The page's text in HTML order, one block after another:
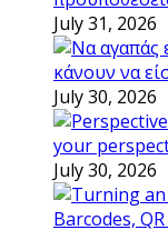
July 31, 2026
κάνουν να
July 30, 2026
your
July 30, 2026